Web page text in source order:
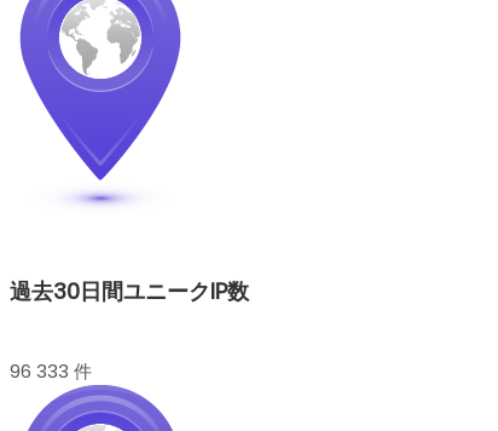
過去30日間ユニークIP数
96 333 件